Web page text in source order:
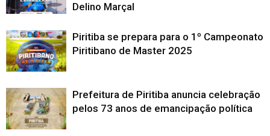
Delino Marçal
Piritiba se prepara para o 1º Campeonato
Piritibano de Master 2025
Prefeitura de Piritiba anuncia celebração
pelos 73 anos de emancipação política